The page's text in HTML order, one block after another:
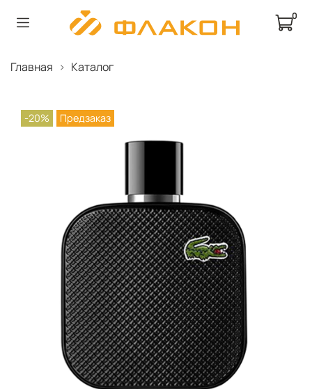
0
Главная Каталог
-20% Предзаказ